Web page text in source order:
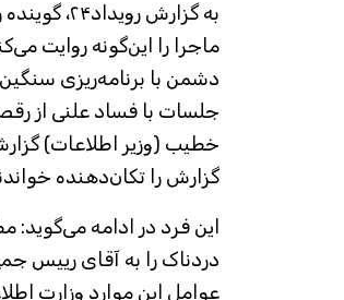
به گزارش
دشمن با برنامه‌ریزی
جلسات با فساد علنی از
خطیب (وزیر اطلاعات)
گزارش را تکان‌دهنده خواندند و ۵ محور را مطرح
این فرد در ادامه
دردناک را به آقای رییس
عوامل این موارد وزارت